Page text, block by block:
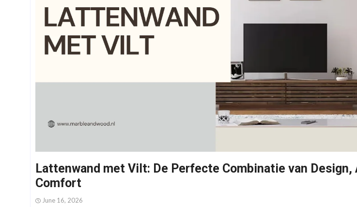
Lattenwand met Vilt: De Perfecte Combinatie van Design,
Comfort
June 16, 2026